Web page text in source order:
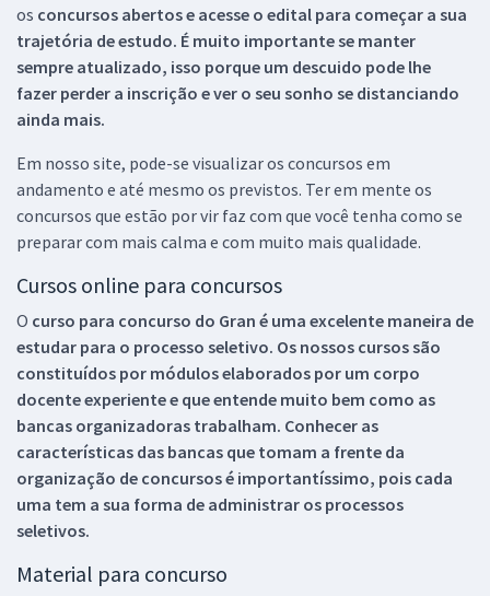
os concursos abertos e acesse o edital para começar a sua
trajetória de estudo. É muito importante se manter
sempre atualizado, isso porque um descuido pode lhe
fazer perder a inscrição e ver o seu sonho se distanciando
ainda mais.
Em nosso site, pode-se visualizar os concursos em
andamento e até mesmo os previstos. Ter em mente os
concursos que estão por vir faz com que você tenha como se
preparar com mais calma e com muito mais qualidade.
Cursos online para concursos
O curso para concurso do Gran é uma excelente maneira de
estudar para o processo seletivo. Os nossos cursos são
constituídos por módulos elaborados por um corpo
docente experiente e que entende muito bem como as
bancas organizadoras trabalham. Conhecer as
características das bancas que tomam a frente da
organização de concursos é importantíssimo, pois cada
uma tem a sua forma de administrar os processos
seletivos.
Material para concurso